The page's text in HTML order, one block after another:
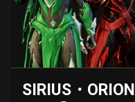
SIRIUS・ORION